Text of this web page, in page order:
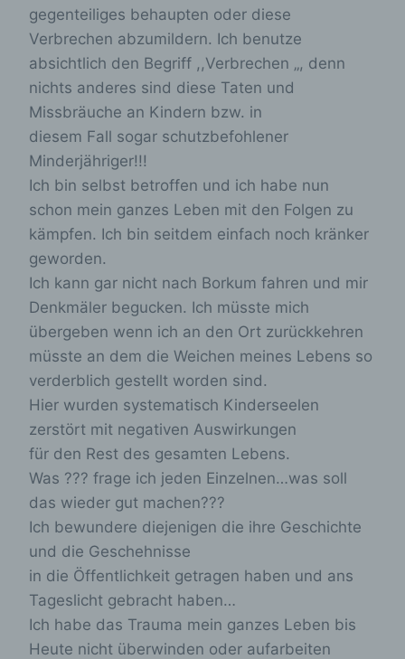
gegenteiliges behaupten oder diese
Verbrechen abzumildern. Ich benutze
absichtlich den Begriff ,,Verbrechen „, denn
nichts anderes sind diese Taten und
Missbräuche an Kindern bzw. in
diesem Fall sogar schutzbefohlener
Minderjähriger!!!
Ich bin selbst betroffen und ich habe nun
schon mein ganzes Leben mit den Folgen zu
kämpfen. Ich bin seitdem einfach noch kränker
geworden.
Ich kann gar nicht nach Borkum fahren und mir
Denkmäler begucken. Ich müsste mich
übergeben wenn ich an den Ort zurückkehren
müsste an dem die Weichen meines Lebens so
verderblich gestellt worden sind.
Hier wurden systematisch Kinderseelen
zerstört mit negativen Auswirkungen
für den Rest des gesamten Lebens.
Was ??? frage ich jeden Einzelnen…was soll
das wieder gut machen???
Ich bewundere diejenigen die ihre Geschichte
und die Geschehnisse
in die Öffentlichkeit getragen haben und ans
Tageslicht gebracht haben…
Ich habe das Trauma mein ganzes Leben bis
Heute nicht überwinden oder aufarbeiten
Benutzer unserer Internetseite wiederzuerkennen.
Zweck dieser Wiedererkennung ist es, den
Nutzern die Verwendung unserer Internetseite zu
erleichtern. Der Benutzer einer Internetseite, die
Cookies verwendet, muss beispielsweise nicht bei
Zugangsdaten eingeben, weil dies von der
Internetseite und dem auf dem Computersystem
des Benutzers abgelegten Cookie übernommen
wird. Ein weiteres Beispiel ist das Cookie eines
Warenkorbes im Online-Shop. Der Online-Shop
merkt sich die Artikel, die ein Kunde in den
virtuellen Warenkorb gelegt hat, über ein Cookie.
Die betroffene Person kann die Setzung von
Cookies durch unsere Internetseite jederzeit
mittels einer entsprechenden Einstellung des
genutzten Internetbrowsers verhindern und damit
der Setzung von Cookies dauerhaft
widersprechen. Ferner können bereits gesetzte
andere Softwareprogramme gelöscht werden. Dies
ist in allen gängigen Internetbrowsern möglich.
Deaktiviert die betroffene Person die Setzung von
Cookies in dem genutzten Internetbrowser, sind
unter Umständen nicht alle Funktionen unserer
Internetseite vollumfänglich nutzbar.
Erfassung von allgemeinen Daten und
Informationen
Die Internetseite erfasst mit jedem Aufruf der
Internetseite durch eine betroffene Person oder
ein automatisiertes System eine Reihe von
allgemeinen Daten und Informationen. Diese
allgemeinen Daten und Informationen werden in